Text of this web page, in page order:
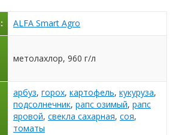
ALFA Smart Agro
метолахлор, 960 г/л
арбуз, горох, картофель, кукуруза,
подсолнечник, рапс озимый, рапс
яровой, свекла сахарная, соя,
томаты